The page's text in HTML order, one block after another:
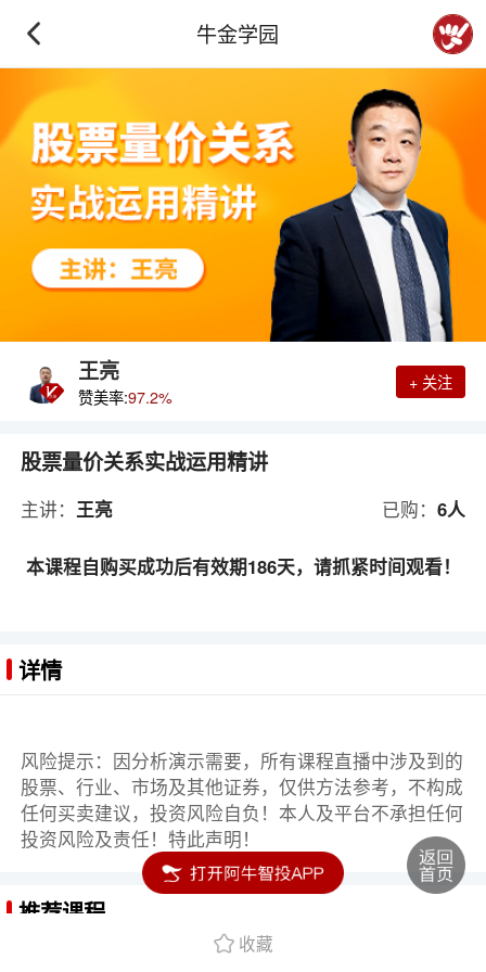
牛金学园
王亮
赞美率:97.2%
+ 关注
股票量价关系实战运用精讲
主讲：王亮 已购： 6人
本课程自购买成功后有效期186天，请抓紧时间观看！
详情
风险提示：因分析演示需要，所有课程直播中涉及到的
股票、行业、市场及其他证券，仅供方法参考，不构成
任何买卖建议，投资风险自负！本人及平台不承担任何
投资风险及责任！特此声明！
推荐课程
收藏